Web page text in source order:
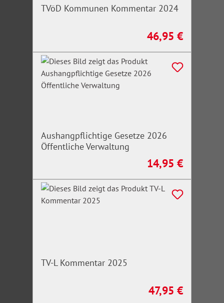
TVöD Kommunen Kommentar 2024
Regulärer Preis:
46,95 €
Aushangpflichtige Gesetze 2026
Öffentliche Verwaltung
Regulärer Preis:
14,95 €
TV-L Kommentar 2025
Regulärer Preis:
47,95 €